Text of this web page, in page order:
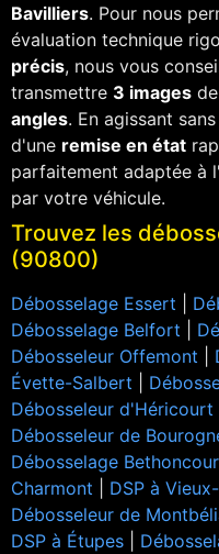
Bavilliers. Pour nous
évaluation technique
précis, nous vous
transmettre 3 images
angles. En agissant
d'une remise en état
parfaitement adaptée à
par votre véhicule.
Trouvez les
(90800)
Débosselage Essert
Débosselage Belfort
Débosseleur Offemont
Évette-Salbert
Débosseleur d'Héricourt
Débosseleur de
Débosselage
Charmont
DSP à
Débosseleur de
DSP à Étupes